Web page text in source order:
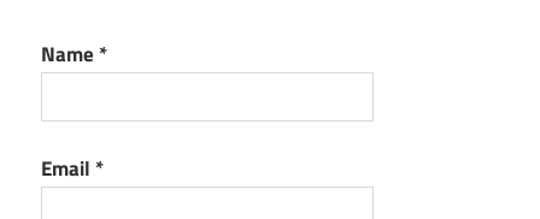
Name *
Email *